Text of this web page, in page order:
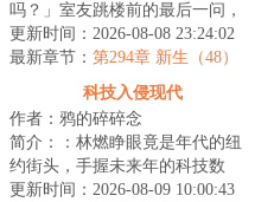
吗？」室友跳楼前的最后一问，
让鹿今朝被迫卷入一场无法言说
的恐怖循环。染血的...
更新时间：2026-08-08 23:24:02
最新章节： 第294章 新生（48）
科技入侵现代
作者：鸦的碎碎念
简介：：林燃睁眼竟是年代的纽
约街头，手握未来年的科技数
据，却成了没有身份的“黑户”。他
更新时间：2026-08-09 10:00:43